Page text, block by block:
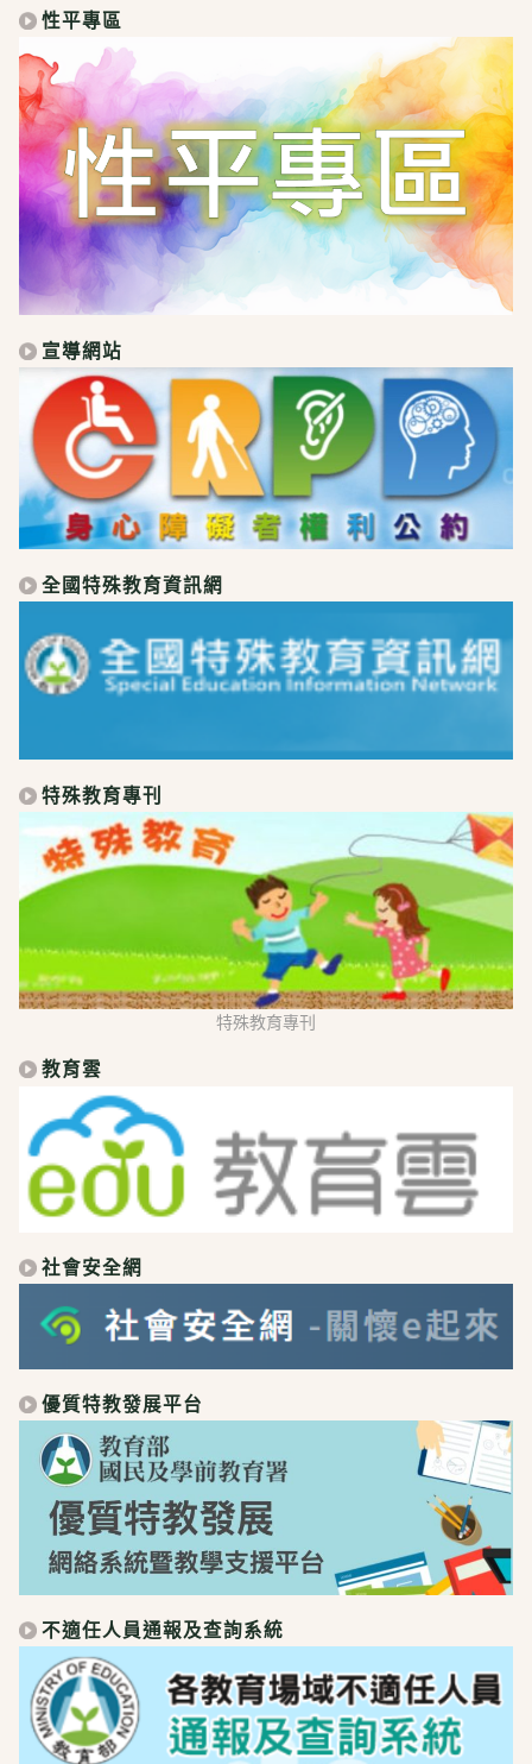
性平專區
宣導網站
全國特殊教育資訊網
特殊教育專刊
特殊教育專刊
教育雲
社會安全網
優質特教發展平台
不適任人員通報及查詢系統